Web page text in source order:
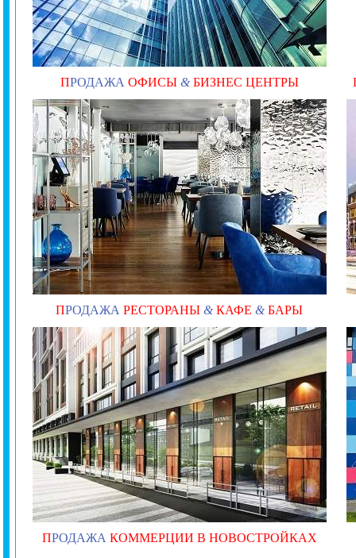
ПРОДАЖА ОФИСЫ & БИЗНЕС ЦЕНТРЫ
ПРОДАЖА РЕСТОРАНЫ &КАФЕ &БАРЫ
ПРОДАЖА КОММЕРЦИИ В НОВОСТРОЙКАХ